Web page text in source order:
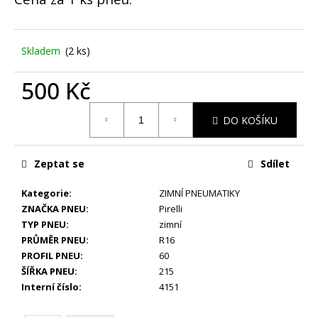
Skladem (2 ks)
500 Kč
DO KOŠÍKU
Kategorie:
ZIMNÍ PNEUMATIKY
ZNAČKA PNEU:
Pirelli
TYP PNEU:
zimní
PRŮMĚR PNEU:
R16
PROFIL PNEU:
60
ŠÍŘKA PNEU:
215
Interní číslo: 4151
Zeptat se Sdílet
j
MERCEDES
BENZ
GLA,
W247
ORIGINÁLNÍ
ALU
DISKY
5X112
R19
(A2474013600)